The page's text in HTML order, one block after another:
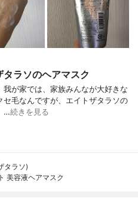
ラソのヘアマスク
が家では、家族みんなが大好きな
毛なんですが、エイトザタラソの
…続きを見る
タラソ)
美容液ヘアマスク